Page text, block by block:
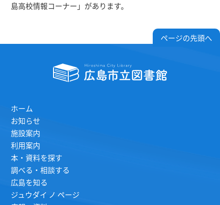
島高校情報コーナー」があります。
ページの先頭へ
ホーム
お知らせ
施設案内
利用案内
本・資料を探す
調べる・相談する
広島を知る
ジュウダイ ノ ページ